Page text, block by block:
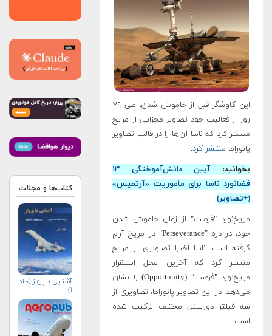
این کاوشگر قبل از خاموش شدن، طی ۲۹
روز از فعالیت خود تصاویر مجزایی از مریخ
منتشر کرد که ناسا آن‌ها را در قالب تصاویر
پانوراما منتشر کرد.
بخوانید:
آیین دانش‌آموختگی ۱۳
فضانورد ناسا برای مأموریت «آرتمیس»
(+تصاویر)
مریخ‌نورد "فرصت" از زمان خاموش شدن
خود، در دره "Perseverance" در مریخ آرام
گرفته است. ناسا اخیرا تصاویری از مریخ
منتشر کرد که آخرین محل استقرار
مریخ‌نورد "فرصت" (Opportunity) را نشان
می‌دهد. در این تصاویر پانوراما، تصاویری از
سه فیلتر دوربینی مختلف ترکیب شده
است.
کتاب‌ها و مجلات
آشنایی با پرواز (جلد
۱)